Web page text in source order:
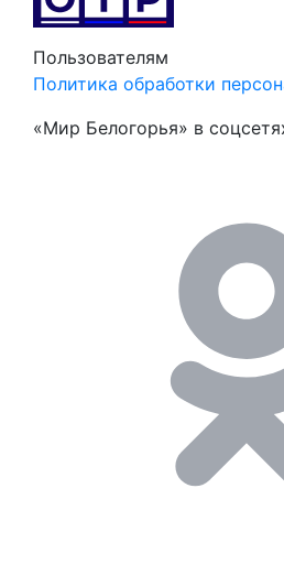
Пользователям
Политика обработки
«Мир Белогорья» в